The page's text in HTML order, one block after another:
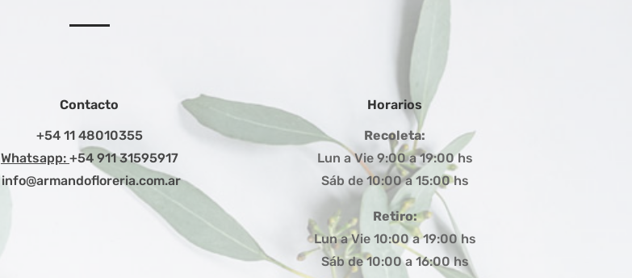
Contacto
+54 11 48010355
Whatsapp: +54 911 31595917
info@armandofloreria.com.ar
Horarios
Recoleta:
Lun a Vie 9:00 a 19:00 hs
Sáb de 10:00 a 15:00 hs
Retiro:
Lun a Vie 10:00 a 19:00 hs
Sáb de 10:00 a 16:00 hs